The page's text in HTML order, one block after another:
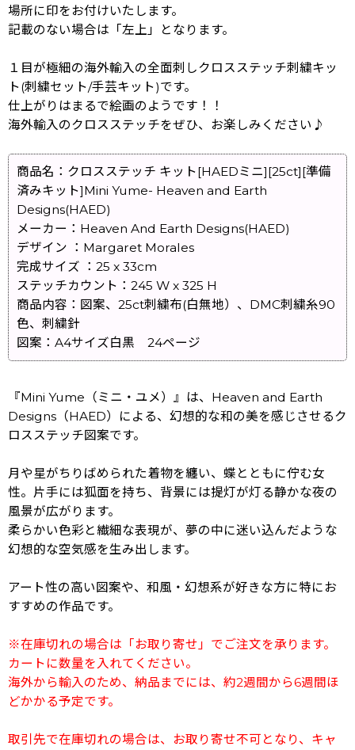
場所に印をお付けいたします。
記載のない場合は「左上」となります。
１目が極細の海外輸入の全面刺しクロスステッチ刺繍キッ
ト(刺繍セット/手芸キット)です。
仕上がりはまるで絵画のようです！！
海外輸入のクロスステッチをぜひ、お楽しみください♪
商品名：クロスステッチ キット[HAEDミニ][25ct][準備
済みキット]Mini Yume- Heaven and Earth
Designs(HAED)
メーカー：Heaven And Earth Designs(HAED)
デザイン ：Margaret Morales
完成サイズ ：25 x 33cm
ステッチカウント：245 W x 325 H
商品内容：図案、25ct刺繍布(白無地）、DMC刺繍糸90
色、刺繍針
図案：A4サイズ白黒 24ページ
『Mini Yume（ミニ・ユメ）』は、Heaven and Earth
Designs（HAED）による、幻想的な和の美を感じさせるク
ロスステッチ図案です。
月や星がちりばめられた着物を纏い、蝶とともに佇む女
性。片手には狐面を持ち、背景には提灯が灯る静かな夜の
風景が広がります。
柔らかい色彩と繊細な表現が、夢の中に迷い込んだような
幻想的な空気感を生み出します。
アート性の高い図案や、和風・幻想系が好きな方に特にお
すすめの作品です。
※在庫切れの場合は「お取り寄せ」でご注文を承ります。
カートに数量を入れてください。
海外から輸入のため、納品までには、約2週間から6週間ほ
どかかる予定です。
取引先で在庫切れの場合は、お取り寄せ不可となり、キャ